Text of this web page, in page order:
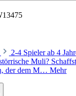
2-4 Spieler ab 4
Muli?
der dem M… Mehr